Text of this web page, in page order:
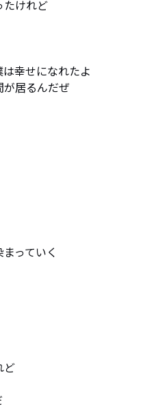
たけれど
幸せになれたよ
居るんだぜ
っていく
ど